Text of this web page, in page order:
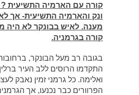
קורה עם הארמיה התשיעית ?
ונק והארמיה התשיעית- אך
מענה. לאיש בבונקר לא היה
קורה בגרמניה.
בגובה רב מעל הבונקר,
התקדמו הרוסים ללב העיר
ואלימה. כל גרמני זמין נאבק
הפרוורים כבר נכנעו, אך